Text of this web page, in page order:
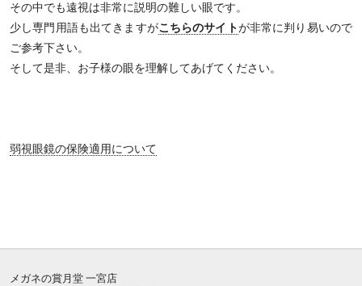
その中でも遠視は非常に説明の難しい眼です。
少し専門用語も出てきますがこちらのサイトが非常に判り易いので
ご参考下さい。
そして是非、お子様の眼を理解してあげてください。
弱視眼鏡の保険適用について
メガネの賞月堂 一宮店